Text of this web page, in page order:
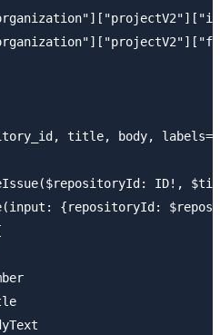
title, body,
ID!,
{repositoryId: